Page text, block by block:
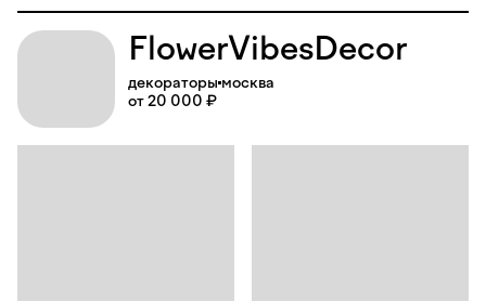
FlowerVibesDecor
декораторы москва
от 20 000 ₽